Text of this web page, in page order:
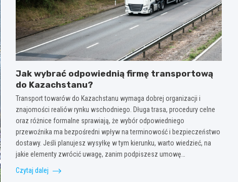
Jak wybrać odpowiednią firmę transportową
do Kazachstanu?
Transport towarów do Kazachstanu wymaga dobrej organizacji i
znajomości realiów rynku wschodniego. Długa trasa, procedury celne
oraz różnice formalne sprawiają, że wybór odpowiedniego
przewoźnika ma bezpośredni wpływ na terminowość i bezpieczeństwo
dostawy. Jeśli planujesz wysyłkę w tym kierunku, warto wiedzieć, na
jakie elementy zwrócić uwagę, zanim podpiszesz umowę…
Czytaj dalej